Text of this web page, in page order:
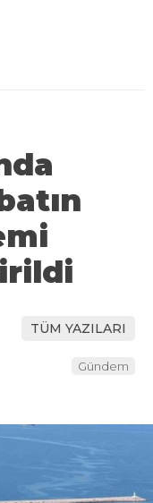
TÜM YAZILARI
Gündem